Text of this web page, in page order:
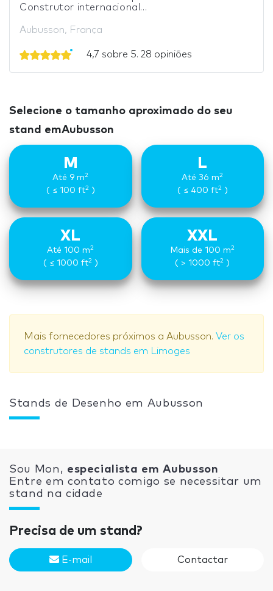
Construtor internacional...
Aubusson, França
4,7 sobre 5. 28 opiniões
Selecione o tamanho aproximado do seu
stand emAubusson
M
Até 9 m2
( ≤ 100 ft2)
L
Até 36 m2
( ≤ 400 ft2)
XL
Até 100 m2
( ≤ 1000 ft2)
XXL
Mais de 100 m2
( > 1000 ft2 )
Mais fornecedores próximos a Aubusson. Ver os
construtores de stands em Limoges
Stands de Desenho em Aubusson
Sou Mon, especialista em Aubusson
Entre em contato comigo se necessitar um
stand na cidade
Precisa de um stand?
E-mail Contactar